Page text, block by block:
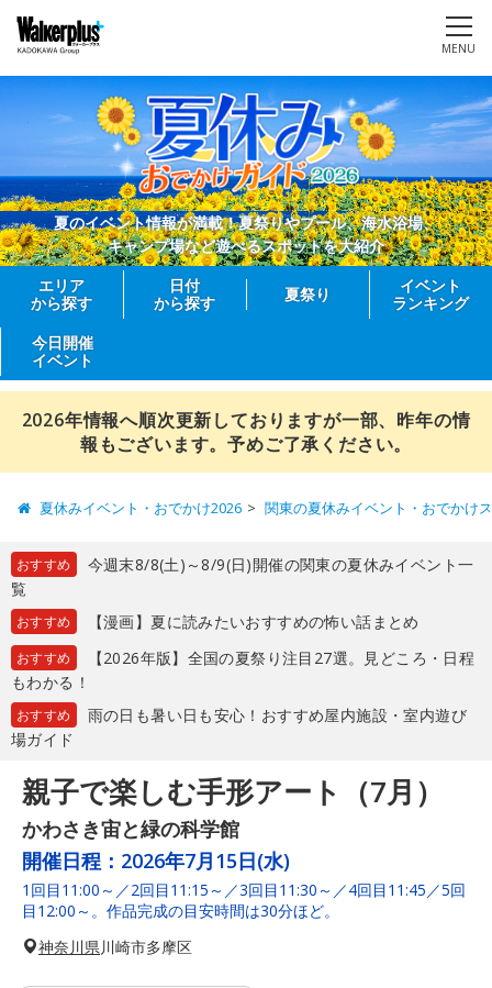
MENU
夏のイベント情報が満載！夏祭りやプール、海水浴場、
キャンプ場など遊べるスポットを大紹介
エリア
から探す
日付
から探す
夏祭り
イベント
ランキング
今日開催
イベント
2026年情報へ順次更新しておりますが一部、昨年の情
報もございます。予めご了承ください。
夏休みイベント・おでかけ2026 関東の夏休みイベント・おでかけ
おすすめ
今週末8/8(土)～8/9(日)開催の関東の夏休みイベント一
覧
おすすめ 【漫画】夏に読みたいおすすめの怖い話まとめ
おすすめ
【2026年版】全国の夏祭り注目27選。見どころ・日程
もわかる！
おすすめ
雨の日も暑い日も安心！おすすめ屋内施設・室内遊び
場ガイド
親子で楽しむ手形アート（7月）
かわさき宙と緑の科学館
開催日程： 2026年7月15日(水)
1回目11:00～／2回目11:15～／3回目11:30～／4回目11:45／5回
目12:00～。作品完成の目安時間は30分ほど。
神奈川県 川崎市多摩区